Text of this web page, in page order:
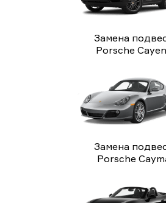
Замена
Porsche
Замена
Porsche